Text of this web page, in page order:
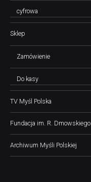
cyfrowa
Sklep
Zamówienie
Do kasy
TV Myśl Polska
Fundacja im. R. Dmowskiego
Archiwum Myśli Polskiej